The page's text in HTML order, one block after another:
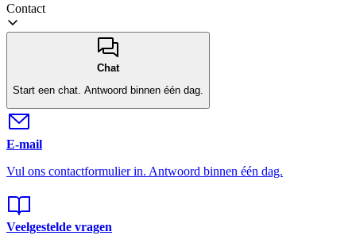
Contact
Chat
Start een chat. Antwoord binnen één dag.
E-mail
Vul ons contactformulier in. Antwoord binnen één dag.
Veelgestelde vragen